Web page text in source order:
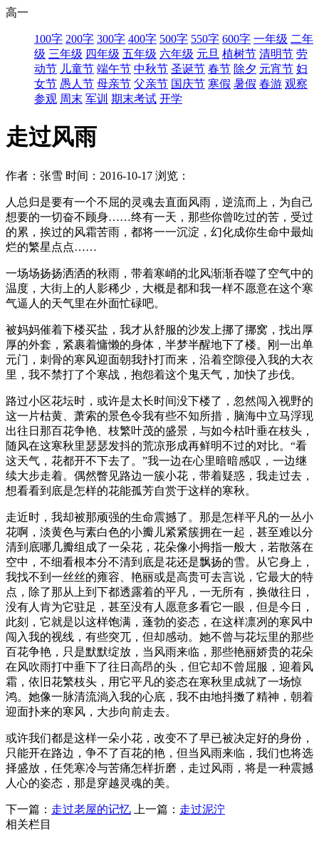
高一
100字 200字 300字 400字 500字 550字 600字 一年级 二年
级 三年级 四年级 五年级 六年级 元旦 植树节 清明节 劳
动节 儿童节 端午节 中秋节 圣诞节 春节 除夕 元宵节 妇
女节 愚人节 母亲节 父亲节 国庆节 寒假 暑假 春游 观察
参观 周末 军训 期末考试 开学
走过风雨
作者：张雪 时间：2016-10-17 浏览：
人总归是要有一个不屈的灵魂去直面风雨，逆流而上，为自己
想要的一切奋不顾身……终有一天，那些你曾吃过的苦，受过
的累，挨过的风霜苦雨，都将一一沉淀，幻化成你生命中最灿
烂的繁星点点……
一场场扬扬洒洒的秋雨，带着寒峭的北风渐渐吞噬了空气中的
温度，大街上的人影稀少，大概是都和我一样不愿意在这个寒
气逼人的天气里在外面忙碌吧。
被妈妈催着下楼买盐，我才从舒服的沙发上挪了挪窝，找出厚
厚的外套，紧裹着慵懒的身体，半梦半醒地下了楼。刚一出单
元门，刺骨的寒风迎面朝我扑打而来，沿着空隙侵入我的大衣
里，我不禁打了个寒战，抱怨着这个鬼天气，加快了步伐。
路过小区花坛时，或许是太长时间没下楼了，忽然闯入视野的
这一片枯黄、萧索的景色令我有些不知所措，脑海中立马浮现
出往日那百花争艳、枝繁叶茂的盛景，与如今枯叶垂在枝头，
随风在这寒秋里瑟瑟发抖的荒凉形成再鲜明不过的对比。“看
这天气，花都开不下去了。”我一边在心里暗暗感叹，一边继
续大步走着。偶然瞥见路边一簇小花，带着疑惑，我走过去，
想看看到底是怎样的花能孤芳自赏于这样的寒秋。
走近时，我却被那顽强的生命震撼了。那是怎样平凡的一丛小
花啊，淡黄色与素白色的小瓣儿紧紧簇拥在一起，甚至难以分
清到底哪几瓣组成了一朵花，花朵像小拇指一般大，若散落在
空中，不细看根本分不清到底是花还是飘扬的雪。从它身上，
我找不到一丝丝的雍容、艳丽或是高贵可去言说，它最大的特
点，除了那从上到下都透露着的平凡，一无所有，换做往日，
没有人肯为它驻足，甚至没有人愿意多看它一眼，但是今日，
此刻，它就是以这样饱满，蓬勃的姿态，在这样凛冽的寒风中
闯入我的视线，有些突兀，但却感动。她不曾与花坛里的那些
百花争艳，只是默默绽放，当风雨来临，那些艳丽娇贵的花朵
在风吹雨打中垂下了往日高昂的头，但它却不曾屈服，迎着风
霜，依旧花繁枝头，用它平凡的姿态在寒秋里成就了一场惊
鸿。她像一脉清流淌入我的心底，我不由地抖擞了精神，朝着
迎面扑来的寒风，大步向前走去。
或许我们都是这样一朵小花，改变不了早已被决定好的身份，
只能开在路边，争不了百花的艳，但当风雨来临，我们也将选
择盛放，任凭寒冷与苦痛怎样折磨，走过风雨，将是一种震撼
人心的姿态，那是穿越灵魂的美。
下一篇： 走过老屋的记忆 上一篇： 走过泥泞
相关栏目